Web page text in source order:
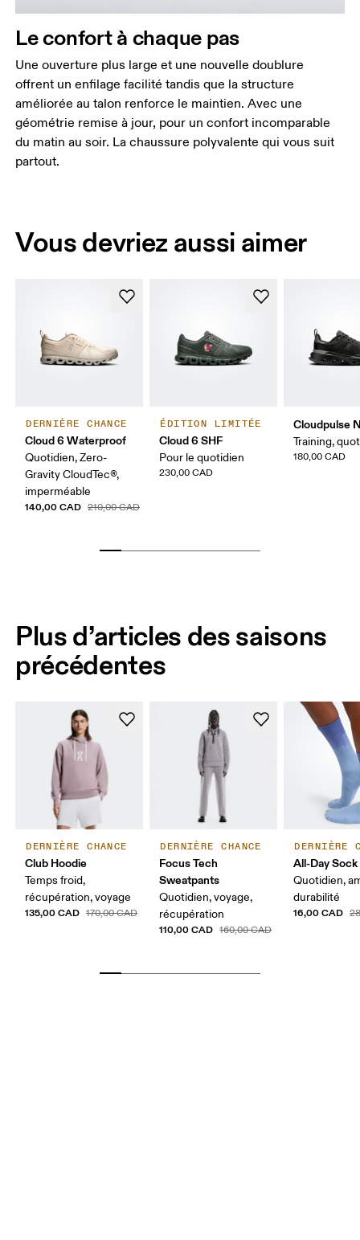
Le confort à chaque pas
Une ouverture plus large et une nouvelle doublure
offrent un enfilage facilité tandis que la structure
améliorée au talon renforce le maintien. Avec une
géométrie remise à jour, pour un confort incomparable
du matin au soir. La chaussure polyvalente qui vous suit
partout.
Vous devriez aussi aimer
DERNIÈRE CHANCE
Cloud 6 Waterproof
Quotidien, Zero-
Gravity CloudTec®,
imperméable
140,00 CAD 210,00 CAD
ÉDITION LIMITÉE
Cloud 6 SHF
Pour le quotidien
230,00 CAD
Cloudpulse
Training,
180,00 CAD
Plus d’articles des saisons
précédentes
DERNIÈRE CHANCE
Club Hoodie
Temps froid,
récupération, voyage
135,00 CAD 170,00 CAD
DERNIÈRE CHANCE
Focus Tech
Sweatpants
Quotidien, voyage,
récupération
110,00 CAD 160,00 CAD
DERNIÈRE
All-Day Sock
Quotidien,
durabilité
16,00 CAD